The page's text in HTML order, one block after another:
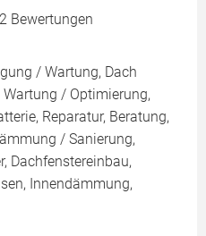
Bewertungen
/ Wartung, Dach
/ Optimierung,
Reparatur, Beratung,
/ Sanierung,
Dachfenstereinbau,
Innendämmung,